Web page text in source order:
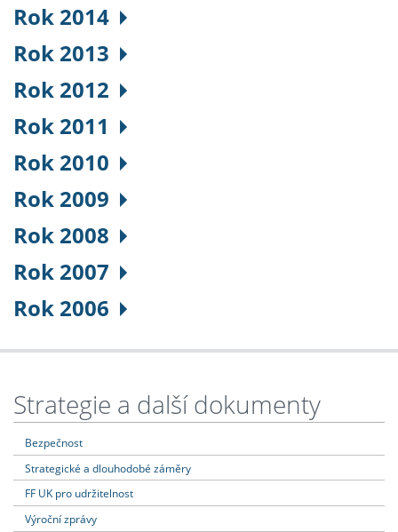
Rok 2014
Rok 2013
Rok 2012
Rok 2011
Rok 2010
Rok 2009
Rok 2008
Rok 2007
Rok 2006
Strategie a další dokumenty
Bezpečnost
Strategické a dlouhodobé záměry
FF UK pro udržitelnost
Výroční zprávy